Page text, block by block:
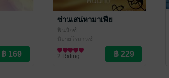
ซ่านเสน่หามาเฟีย
ฟินนิกซ์
นิยายโรมานซ์
2 Rating